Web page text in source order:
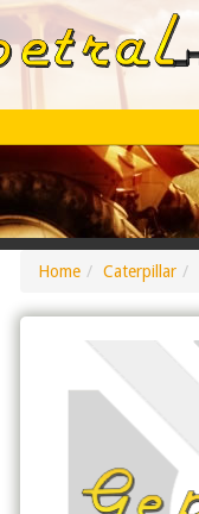
Home Caterpillar